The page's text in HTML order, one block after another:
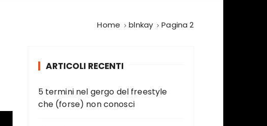
Home blnkay Pagina 2
ARTICOLI RECENTI
5 termini nel gergo del freestyle
che (forse) non conosci